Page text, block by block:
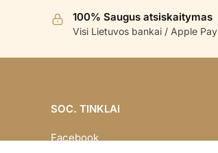
100% Saugus atsiskaitymas
Visi Lietuvos bankai / Apple Pay
SOC. TINKLAI
Facebook